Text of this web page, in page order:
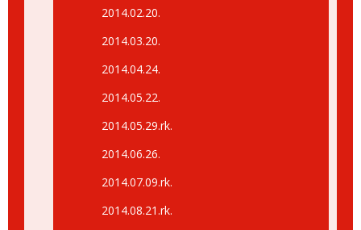
2014.02.20.
2014.03.20.
2014.04.24.
2014.05.22.
2014.05.29.rk.
2014.06.26.
2014.07.09.rk.
2014.08.21.rk.